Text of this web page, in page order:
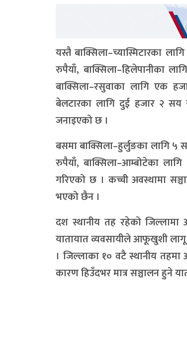
यस्तै बाक्सिला–च्यास्मिटारका
रुपैयाँ, बाक्सिला–हिलेपानीका
बाक्सिला–रसुवाका लागि एक
बेलटारका लागि दुई हजार २ सय
जनाइएको छ ।
बसमा बाक्सिला–हुर्लुङका लागि ५
रुपैयाँ, बाक्सिला–आम्बोटेका
गरिएको छ । कच्ची अवस्थामा
भएको छैन ।
दश स्थानीय तह रहेको जिल्लामा
यातायात व्यवसायीले आफूखुशी
। जिल्लाका १० वटै स्थानीय
कारण हिउँदभर मात्र सञ्चालन हुने